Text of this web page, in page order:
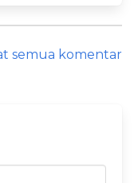
semua komentar